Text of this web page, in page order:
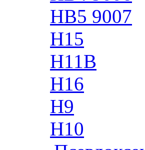
HB5 9007
H15
H11B
H16
H9
H10